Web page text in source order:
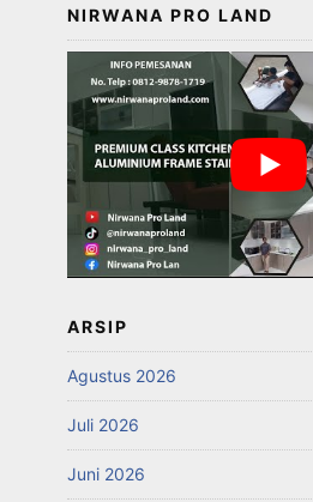
NIRWANA PRO LAND
ARSIP
Agustus 2026
Juli 2026
Juni 2026